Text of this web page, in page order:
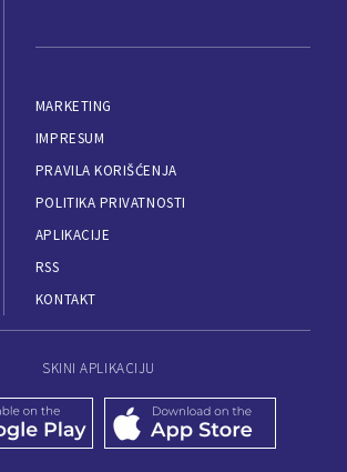
MARKETING
IMPRESUM
PRAVILA KORIŠĆENJA
POLITIKA PRIVATNOSTI
APLIKACIJE
RSS
KONTAKT
SKINI APLIKACIJU